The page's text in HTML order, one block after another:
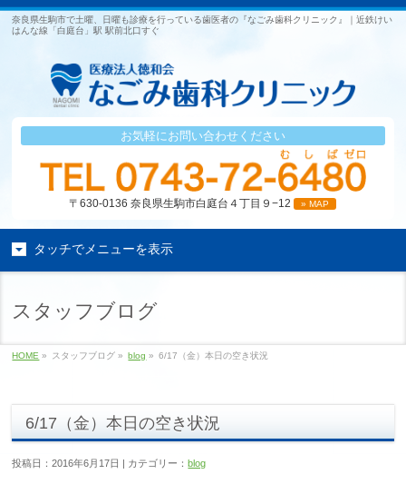
奈良県生駒市で土曜、日曜も診療を行っている歯医者の『なごみ歯科クリニック』｜近鉄けい
はんな線「白庭台」駅 駅前北口すぐ
お気軽にお問い合わせください
〒630-0136 奈良県生駒市白庭台４丁目９−12 » MAP
タッチでメニューを表示
スタッフブログ
HOME » スタッフブログ » blog » 6/17（金）本日の空き状況
6/17（金）本日の空き状況
投稿日：2016年6月17日 | カテゴリー：blog